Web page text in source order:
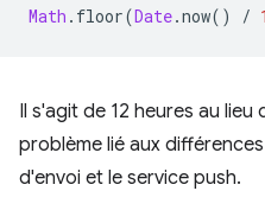
Math . floor(Date.now() /
Il s'agit de 12 heures au
problème lié aux
d'envoi et le service push.